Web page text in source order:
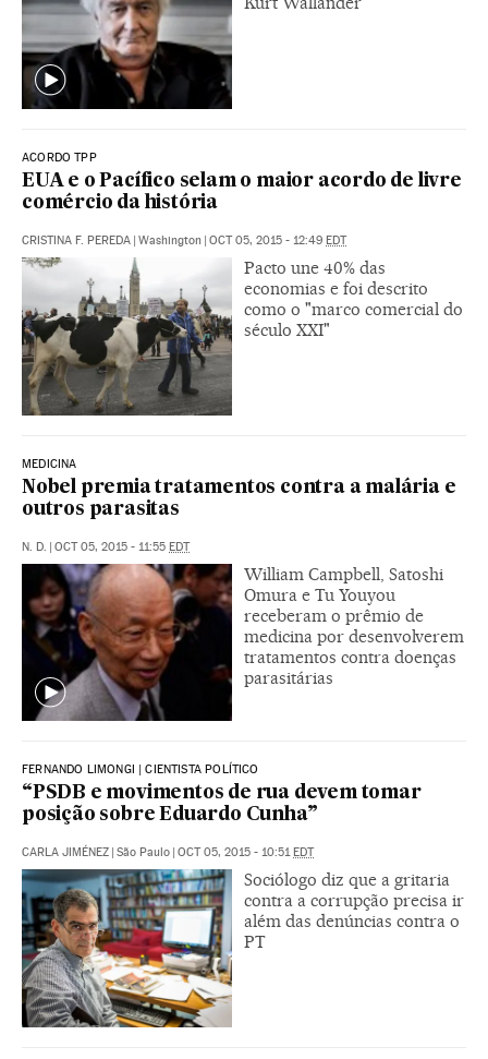
ACORDO TPP
EUA e o Pacífico selam o maior acordo de livre
comércio da história
CRISTINA F. PEREDA | Washington | OCT 05, 2015 - 12:49 EDT
Pacto une 40% das
economias e foi descrito
como o "marco comercial do
século XXI"
MEDICINA
Nobel premia tratamentos contra a malária e
outros parasitas
N. D. | OCT 05, 2015 - 11:55 EDT
William Campbell, Satoshi
Omura e Tu Youyou
receberam o prêmio de
medicina por desenvolverem
tratamentos contra doenças
parasitárias
FERNANDO LIMONGI | CIENTISTA POLÍTICO
“PSDB e movimentos de rua devem tomar
posição sobre Eduardo Cunha”
CARLA JIMÉNEZ São Paulo OCT 05, 2015 - 10:51 EDT
Sociólogo diz que a gritaria
contra a corrupção precisa ir
além das denúncias contra o
PT